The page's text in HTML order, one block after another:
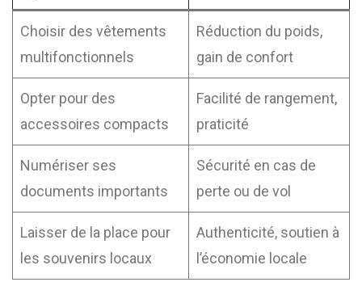
Choisir des vêtements
multifonctionnels
Réduction du poids,
gain de confort
Opter pour des
accessoires compacts
Facilité de rangement,
praticité
Numériser ses
documents importants
Sécurité en cas de
perte ou de vol
Laisser de la place pour
les souvenirs locaux
Authenticité, soutien à
l’économie locale